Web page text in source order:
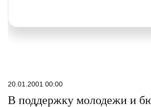
20.01.2001 00:00
В поддержку молодежи и